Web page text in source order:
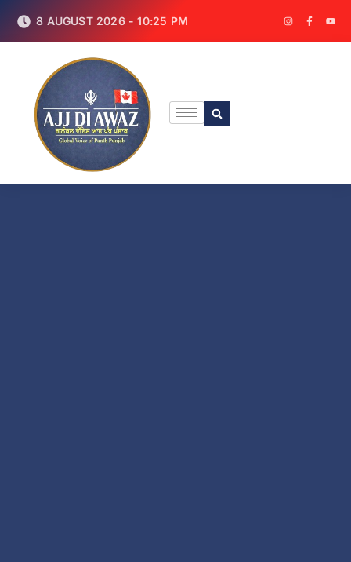
8 AUGUST 2026 - 10:25 PM